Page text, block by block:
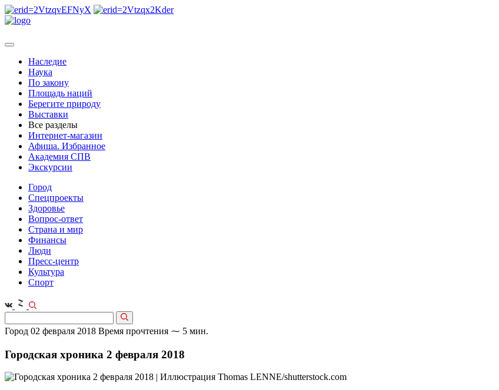
Наследие
Наука
По закону
Площадь наций
Берегите природу
Выставки
Все разделы
Интернет-магазин
Афиша. Избранное
Академия СПВ
Экскурсии
Город
Спецпроекты
Здоровье
Вопрос-ответ
Страна и мир
Финансы
Люди
Пресс-центр
Культура
Спорт
Город 02 февраля 2018 Время прочтения ⁓ 5 мин.
Городская хроника 2 февраля 2018